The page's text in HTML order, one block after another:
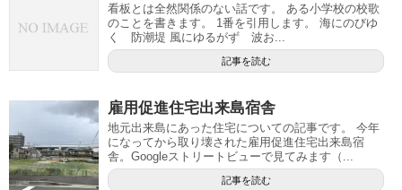
看板とは全然関係のない話です。 ある小学校の校歌
のことを書きます。 1番を引用します。 海にのびゆ
く 防潮堤 風にゆるがず 波お...
記事を読む
雇用促進住宅出来島宿舎
地元出来島にあった住宅についての記事です。 今年
になってから取り壊された雇用促進住宅出来島宿
舎。Googleストリートビューで見てみます（...
記事を読む